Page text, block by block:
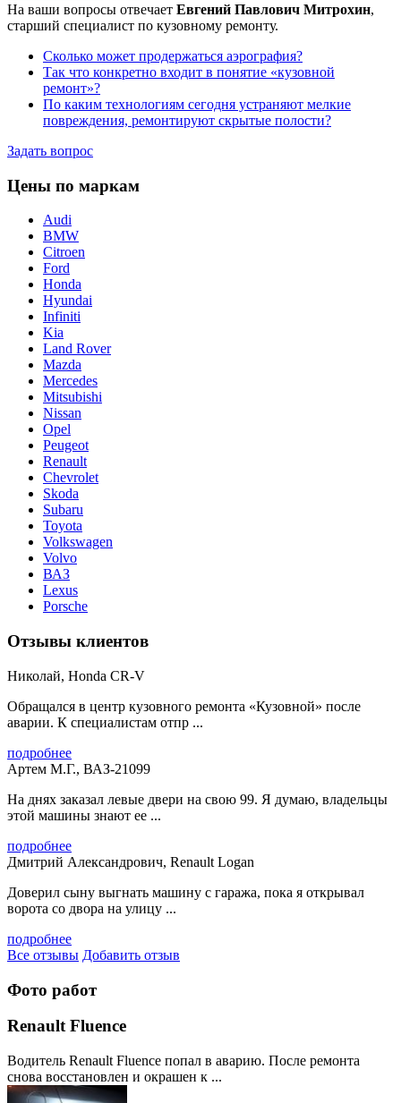
На ваши вопросы отвечает Евгений Павлович Митрохин,
старший специалист по кузовному ремонту.
Сколько может продержаться аэрография?
Так что конкретно входит в понятие «кузовной
ремонт»?
По каким технологиям сегодня устраняют мелкие
повреждения, ремонтируют скрытые полости?
Задать вопрос
Цены по маркам
Audi
BMW
Citroen
Ford
Honda
Hyundai
Infiniti
Kia
Land Rover
Mazda
Mercedes
Mitsubishi
Nissan
Opel
Peugeot
Renault
Chevrolet
Skoda
Subaru
Toyota
Volkswagen
Volvo
ВАЗ
Lexus
Porsche
Отзывы клиентов
Николай, Honda CR-V
Обращался в центр кузовного ремонта «Кузовной» после
аварии. К специалистам отпр ...
подробнее
Артем М.Г., ВАЗ-21099
На днях заказал левые двери на свою 99. Я думаю, владельцы
этой машины знают ее ...
подробнее
Дмитрий Александрович, Renault Logan
Доверил сыну выгнать машину с гаража, пока я открывал
ворота со двора на улицу ...
подробнее
Все отзывы Добавить отзыв
Фото работ
Renault Fluence
Водитель Renault Fluence попал в аварию. После ремонта
снова восстановлен и окрашен к ...